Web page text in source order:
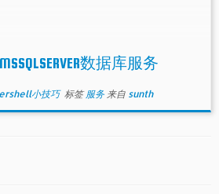
数据库服务
小技巧 标签服务 来自 sunth